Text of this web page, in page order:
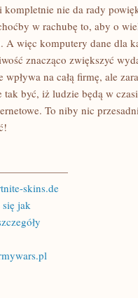
kompletnie nie da rady
w rachubę to, aby o
więc komputery dane dla
znacząco zwiększyć
wpływa na całą firmę, ale
tak być, iż ludzie będą w
To niby nic
skins.de
jak